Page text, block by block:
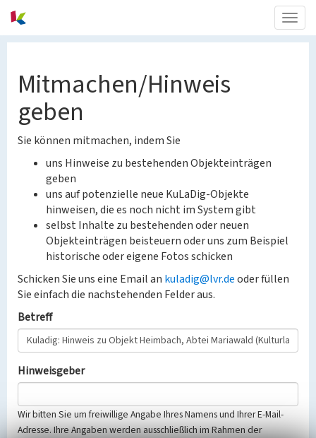
Mitmachen/Hinweis
geben
Sie können mitmachen, indem Sie
uns Hinweise zu bestehenden Objekteinträgen
geben
uns auf potenzielle neue KuLaDig-Objekte
hinweisen, die es noch nicht im System gibt
selbst Inhalte zu bestehenden oder neuen
Objekteinträgen beisteuern oder uns zum Beispiel
historische oder eigene Fotos schicken
Schicken Sie uns eine Email an kuladig@lvr.deoder füllen
Sie einfach die nachstehenden Felder aus.
Betreff
Hinweisgeber
Wir bitten Sie um freiwillige Angabe Ihres Namens und Ihrer E-Mail-
Adresse. Ihre Angaben werden ausschließlich im Rahmen der